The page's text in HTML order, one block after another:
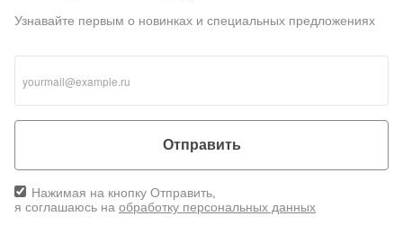
Узнавайте первым о новинках и специальных предложениях
Отправить
Нажимая на кнопку Отправить,
я соглашаюсь на обработку персональных данных